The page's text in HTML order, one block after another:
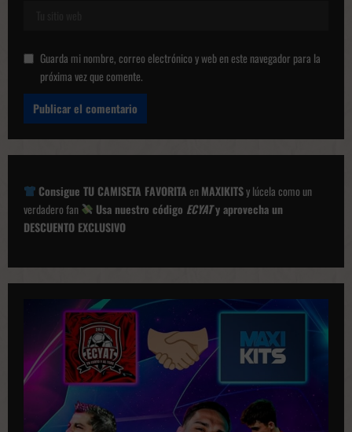
Guarda mi nombre, correo electrónico y web en este navegador para la
próxima vez que comente.
Consigue TU CAMISETA FAVORITAenMAXIKITSy lúcela como un
verdadero fan
Usa nuestro código ECYATy aprovecha un
DESCUENTO EXCLUSIVO